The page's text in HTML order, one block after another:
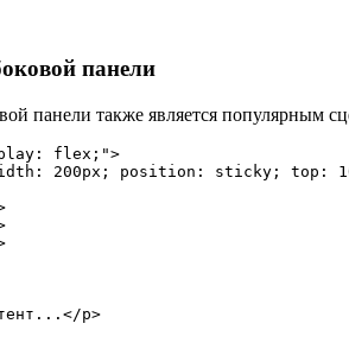
панели
панели также является популярным
flex;">
200px; position: sticky; top:
p>